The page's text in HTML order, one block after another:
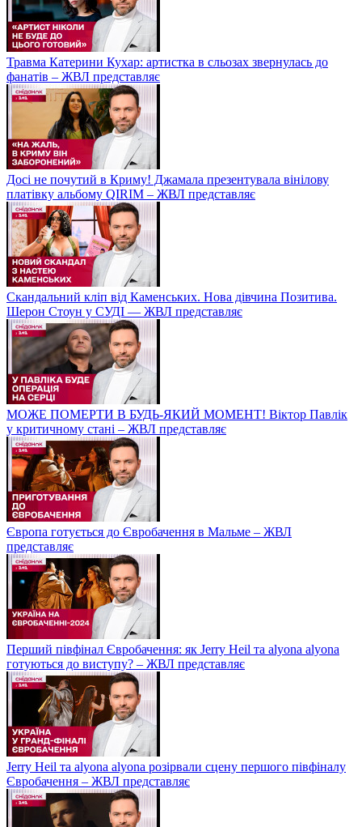
Травма Катерини Кухар: артистка в сльозах звернулась до
фанатів – ЖВЛ представляє
Досі не почутий в Криму! Джамала презентувала вінілову
платівку альбому QIRIM – ЖВЛ представляє
Скандальний кліп від Каменських. Нова дівчина Позитива.
Шерон Стоун у СУДІ — ЖВЛ представляє
МОЖЕ ПОМЕРТИ В БУДЬ-ЯКИЙ МОМЕНТ! Віктор Павлік
у критичному стані – ЖВЛ представляє
Європа готується до Євробачення в Мальме – ЖВЛ
представляє
Перший півфінал Євробачення: як Jerry Heil та alyona alyona
готуються до виступу? – ЖВЛ представляє
Jerry Heil та аlyona аlyona розірвали сцену першого півфіналу
Євробачення – ЖВЛ представляє